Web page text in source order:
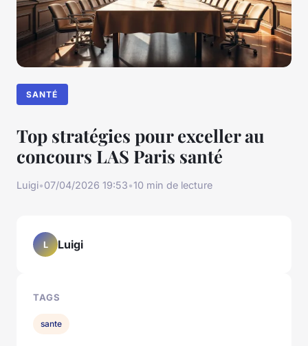
SANTÉ
Top stratégies pour exceller au
concours LAS Paris santé
Luigi•07/04/2026 19:53•10 min de lecture
L Luigi
TAGS
sante